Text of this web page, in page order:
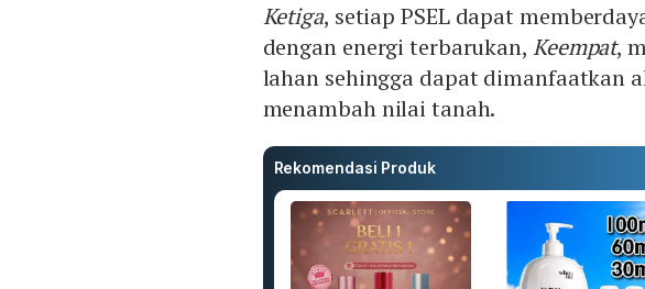
Ketiga, setiap PSEL dapat
dengan energi terbarukan, Keempat,
lahan sehingga dapat dimanfaatkan
menambah nilai tanah.
Rekomendasi Produk